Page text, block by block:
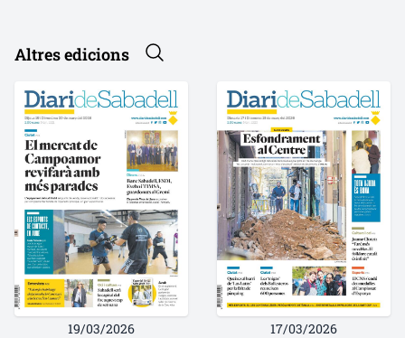
Altres edicions
19/03/2026 17/03/2026